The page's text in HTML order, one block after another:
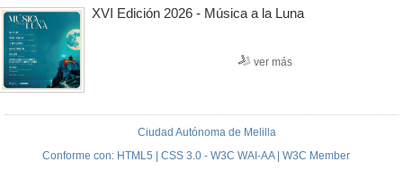
XVI Edición 2026 - Música a la Luna
ver más
Ciudad Autónoma de Melilla
Conforme con: HTML5 | CSS 3.0 - W3C WAI-AA | W3C Member